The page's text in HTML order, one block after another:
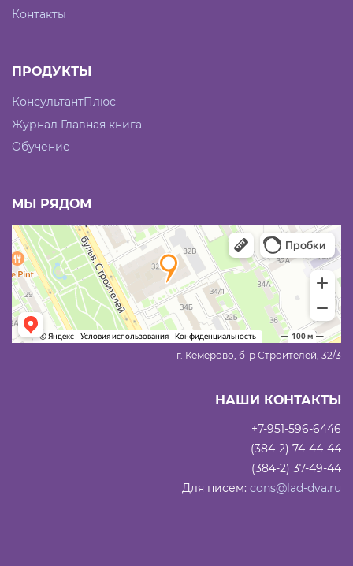
Контакты
ПРОДУКТЫ
КонсультантПлюс
Журнал Главная книга
Обучение
МЫ РЯДОМ
г. Кемерово, б-р Строителей, 32/3
НАШИ КОНТАКТЫ
+7-951-596-6446
(384-2) 74-44-44
(384-2) 37-49-44
Для писем: cons@lad-dva.ru